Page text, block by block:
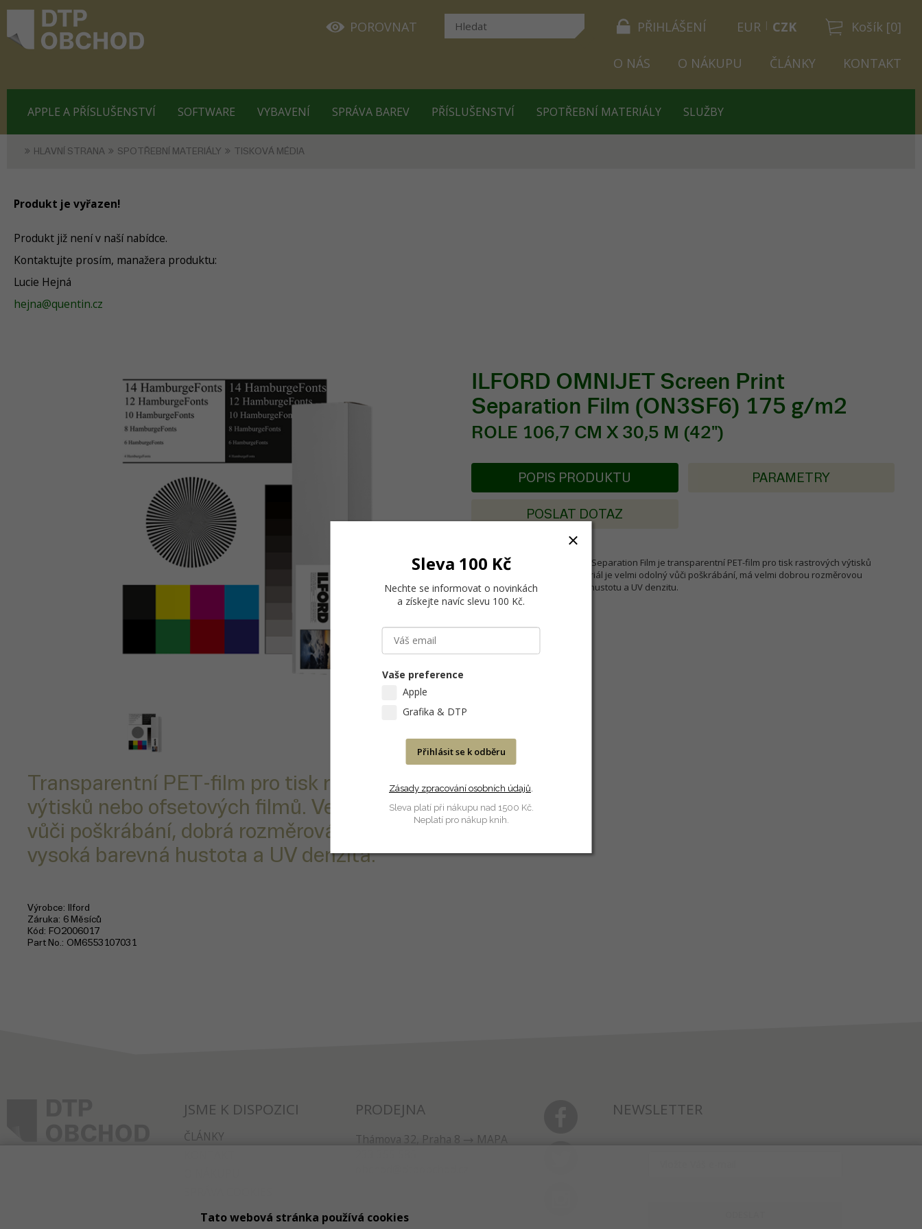
PŘIHLÁŠENÍ Košík [0]
POROVNAT EUR CZK
O NÁS O NÁKUPU ČLÁNKY KONTAKT
APPLE A PŘÍSLUŠENSTVÍ SOFTWARE VYBAVENÍ SPRÁVA BAREV PŘÍSLUŠENSTVÍ SPOTŘEBNÍ MATERIÁLY SLUŽBY
HLAVNÍ STRANA SPOTŘEBNÍ MATERIÁLY TISKOVÁ MÉDIA
Produkt je vyřazen!
Produkt již není v naší nabídce.
Kontaktujte prosím, manažera produktu:
Lucie Hejná
hejna@quentin.cz
ILFORD OMNIJET Screen Print
Separation Film (ON3SF6) 175 g/m2
ROLE 106,7 CM X 30,5 M (42")
Transparentní PET-film pro tisk rastrových
výtisků nebo ofsetových filmů. Velmi odolný
vůči poškrábání, dobrá rozměrová stabilita,
vysoká barevná hustota a UV denzita.
Výrobce
Ilford
Záruka 6 Měsíců
Kód
FO2006017
Part No. OM6553107031
POPIS PRODUKTU PARAMETRY
POSLAT DOTAZ
ILFORD OMNIJET Screen Print Separation Film je transparentní PET-film pro tisk rastrových výtisků
nebo ofsetových filmů. Materiál je velmi odolný vůči poškrábání, má velmi dobrou rozměrovou
stabilitu, vysokou barevnou hustotu a UV denzitu.
JSME K DISPOZICI
ČLÁNKY
PRODEJNA
Thámova 32, Praha 8
MAPA
NEWSLETTER
Tato webová stránka používá cookies
Sleva 100 Kč
Nechte se informovat o novinkách
a získejte navíc slevu 100 Kč.
Vaše preference
Apple
Grafika & DTP
Přihlásit se k odběru
Zásady zpracování osobních údajů
Sleva platí při nákupu nad 1500 Kč.
Neplatí pro nákup knih.